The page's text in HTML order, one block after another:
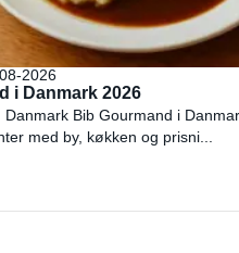
2026
i Danmark 2026
Danmark Bib Gourmand i
med by, køkken og prisni...